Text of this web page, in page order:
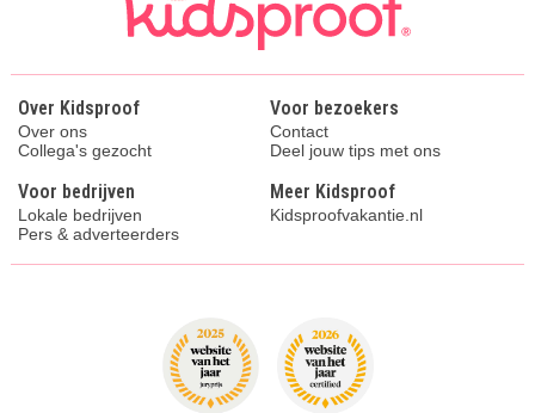
Over Kidsproof
Over ons
Collega's gezocht
Voor bezoekers
Contact
Deel jouw tips met ons
Voor bedrijven
Lokale bedrijven
Pers & adverteerders
Meer Kidsproof
Kidsproofvakantie.nl